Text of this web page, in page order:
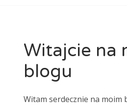
Witajcie na
blogu
Witam serdecznie na moim